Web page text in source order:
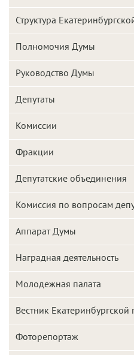
Структура
Полномочия Думы
Руководство Думы
Депутаты
Комиссии
Фракции
Депутатские объединения
Комиссия по вопросам
Аппарат Думы
Наградная деятельность
Молодежная палата
Вестник
Фоторепортаж